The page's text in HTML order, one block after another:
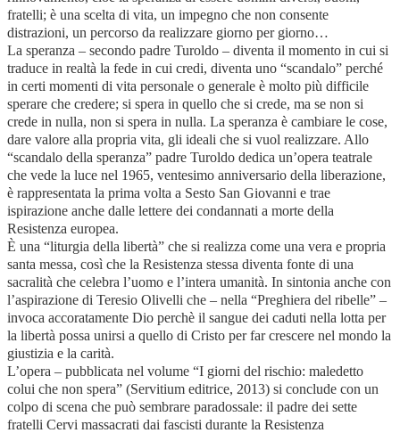
fratelli; è una scelta di vita, un impegno che non consente
distrazioni, un percorso da realizzare giorno per giorno…
La speranza – secondo padre Turoldo – diventa il momento in cui si
traduce in realtà la fede in cui credi, diventa uno “scandalo” perché
in certi momenti di vita personale o generale è molto più difficile
sperare che credere; si spera in quello che si crede, ma se non si
crede in nulla, non si spera in nulla. La speranza è cambiare le cose,
dare valore alla propria vita, gli ideali che si vuol realizzare. Allo
“scandalo della speranza” padre Turoldo dedica un’opera teatrale
che vede la luce nel 1965, ventesimo anniversario della liberazione,
è rappresentata la prima volta a Sesto San Giovanni e trae
ispirazione anche dalle lettere dei condannati a morte della
Resistenza europea.
È una “liturgia della libertà” che si realizza come una vera e propria
santa messa, così che la Resistenza stessa diventa fonte di una
sacralità che celebra l’uomo e l’intera umanità. In sintonia anche con
l’aspirazione di Teresio Olivelli che – nella “Preghiera del ribelle” –
invoca accoratamente Dio perchè il sangue dei caduti nella lotta per
la libertà possa unirsi a quello di Cristo per far crescere nel mondo la
giustizia e la carità.
L’opera – pubblicata nel volume “I giorni del rischio: maledetto
colui che non spera” (Servitium editrice, 2013) si conclude con un
colpo di scena che può sembrare paradossale: il padre dei sette
fratelli Cervi massacrati dai fascisti durante la Resistenza